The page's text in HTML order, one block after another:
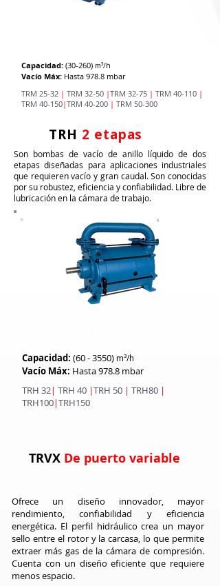
Capacidad: (30-260) m³/h
Vacío Máx: Hasta 978.8 mbar
TRM 25-32 | TRM 32-50 |TRM 32-75 | TRM 40-110 |
TRM 40-150|TRM 40-200 | TRM 50-300
​TRH 2 etapas
​Son bombas de vacío de anillo líquido de dos
etapas diseñadas para aplicaciones industriales
que requieren vacío y gran caudal. Son conocidas
por su robustez, eficiencia y confiabilidad. Libre de
lubricación en la cámara de trabajo.
Capacidad: (60 - 3550)m³/h
Vacío Máx: Hasta 978.8 mbar
TRH 32| TRH 40 |TRH 50 | TRH80 |
TRH100|TRH150
TRVX De puerto variable
Ofrece un diseño innovador, mayor
rendimiento, confiabilidad y eficiencia
energética. El perfil hidráulico crea un mayor
sello entre el rotor y la carcasa, lo que permite
extraer más gas de la cámara de compresión.
Cuenta con un diseño eficiente que requiere
menos espacio.